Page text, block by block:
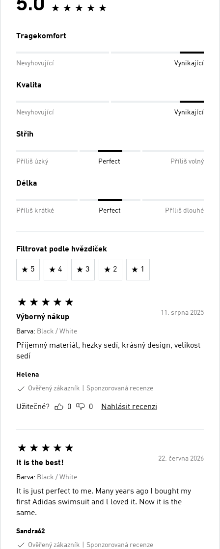
5.0
Tragekomfort
Nevyhovující Vynikající
Kvalita
Nevyhovující Vynikající
Střih
Příliš úzký Perfect Příliš volný
Délka
Příliš krátké Perfect Příliš dlouhé
Filtrovat podle hvězdiček
5 4 3 2 1
11. srpna 2025
Výborný nákup
Barva: Black / White
Příjemný materiál, hezky sedí, krásný design, velikost
sedí
Helena
Ověřený zákazník
Sponzorovaná recenze
Užitečné? 0 0 Nahlásit recenzi
22. června 2026
It is the best!
Barva: Black / White
It is just perfect to me. Many years ago I bought my
first Adidas swimsuit and l loved it. Now it is the
same.
Sandra62
Ověřený zákazník
Sponzorovaná recenze